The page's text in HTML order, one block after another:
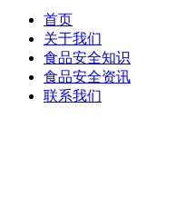
首页
关于我们
食品安全知识
食品安全资讯
联系我们